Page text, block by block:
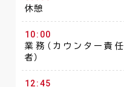
休憩
10:00
業務（カウンター責任
者）
12:45